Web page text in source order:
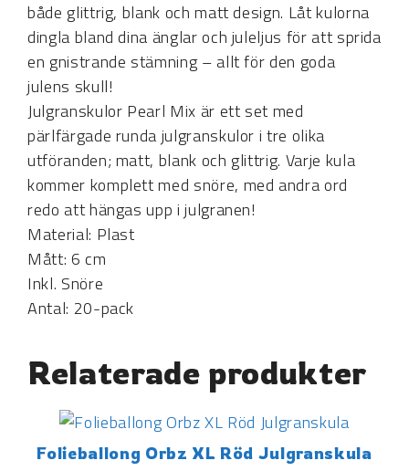
både glittrig, blank och matt design. Låt kulorna
dingla bland dina änglar och juleljus för att sprida
en gnistrande stämning – allt för den goda
julens skull!
Julgranskulor Pearl Mix är ett set med
pärlfärgade runda julgranskulor i tre olika
utföranden; matt, blank och glittrig. Varje kula
kommer komplett med snöre, med andra ord
redo att hängas upp i julgranen!
Material: Plast
Mått: 6 cm
Inkl. Snöre
Antal: 20-pack
Relaterade produkter
Folieballong Orbz XL Röd Julgranskula